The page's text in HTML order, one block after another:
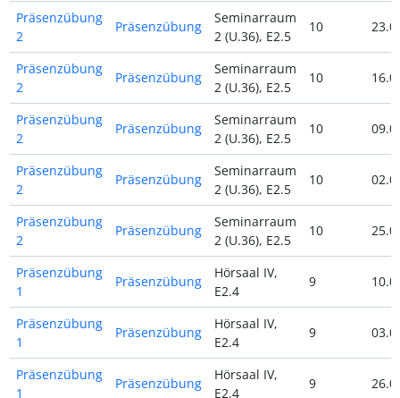
Präsenzübung
2
Präsenzübung
Seminarraum
2 (U.36), E2.5
10
Präsenzübung
2
Präsenzübung
Seminarraum
2 (U.36), E2.5
10
Präsenzübung
2
Präsenzübung
Seminarraum
2 (U.36), E2.5
10
Präsenzübung
2
Präsenzübung
Seminarraum
2 (U.36), E2.5
10
Präsenzübung
2
Präsenzübung
Seminarraum
2 (U.36), E2.5
10
Präsenzübung
1
Präsenzübung
Hörsaal IV,
E2.4
9
Präsenzübung
1
Präsenzübung
Hörsaal IV,
E2.4
9
Präsenzübung
1
Präsenzübung
Hörsaal IV,
E2.4
9